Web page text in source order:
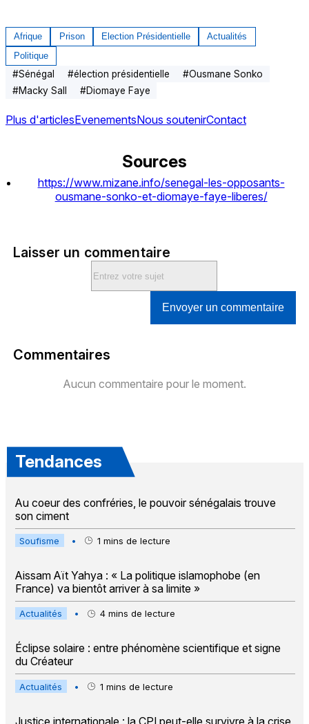
Afrique Prison Election Présidentielle
Actualités
Politique
#Sénégal #élection présidentielle #Ousmane Sonko
#Macky Sall #Diomaye Faye
Plus d'articlesEvenementsNous soutenirContact
Sources
https://www.mizane.info/senegal-les-opposants-
ousmane-sonko-et-diomaye-faye-liberes/
Laisser un commentaire
Envoyer un commentaire
Commentaires
Aucun commentaire pour le moment.
Tendances
Au coeur des confréries, le pouvoir sénégalais trouve
son ciment
Soufisme • 1 mins de lecture
Aissam Aït Yahya : « La politique islamophobe (en
France) va bientôt arriver à sa limite »
Actualités • 4 mins de lecture
Éclipse solaire : entre phénomène scientifique et signe
du Créateur
Actualités • 1 mins de lecture